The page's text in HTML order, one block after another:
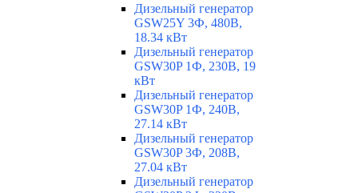
Дизельный генератор
GSW25Y 3Ф, 480В,
18.34 кВт
Дизельный генератор
GSW30P 1Ф, 230В, 19
кВт
Дизельный генератор
GSW30P 1Ф, 240В,
27.14 кВт
Дизельный генератор
GSW30P 3Ф, 208В,
27.04 кВт
Дизельный генератор